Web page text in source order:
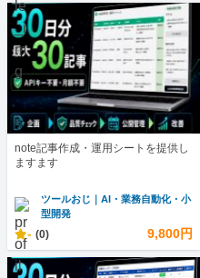
note記事作成・運用シートを提供し
ますます
ツールおじ｜AI・業務自動化・小
型開発
- (0) 9,800円